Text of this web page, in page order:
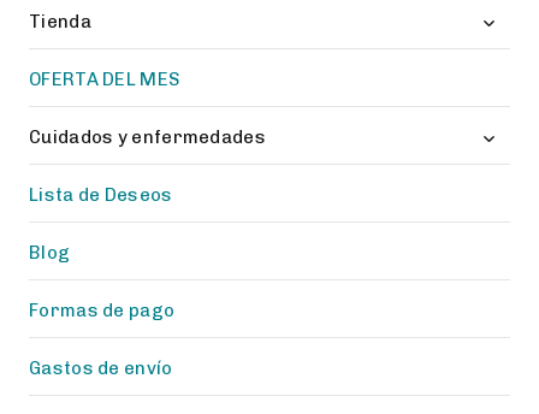
Tienda
Toggle
OFERTA DEL MES
Cuidados y enfermedades
Toggle
Lista de Deseos
Blog
Formas de pago
Gastos de envío